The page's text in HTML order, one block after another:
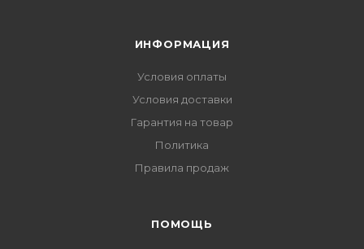
ИНФОРМАЦИЯ
Условия оплаты
Условия доставки
Гарантия на товар
Политика
Правила продаж
ПОМОЩЬ